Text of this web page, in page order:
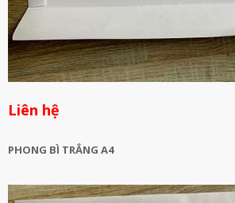
Liên hệ
PHONG BÌ TRẮNG A4